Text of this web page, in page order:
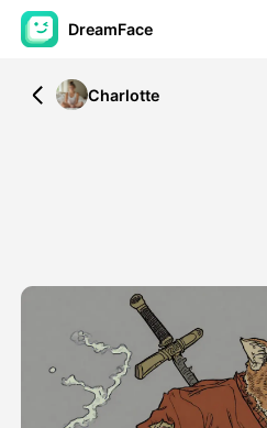
DreamFace
Alat AI
Alat lainnya
Lihat
Charlotte